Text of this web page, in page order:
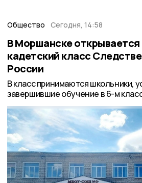
Общество Сегодня, 14:58
В Моршанске
кадетский класс
России
В класс принимаются школьники,
завершившие обучение в 6-м